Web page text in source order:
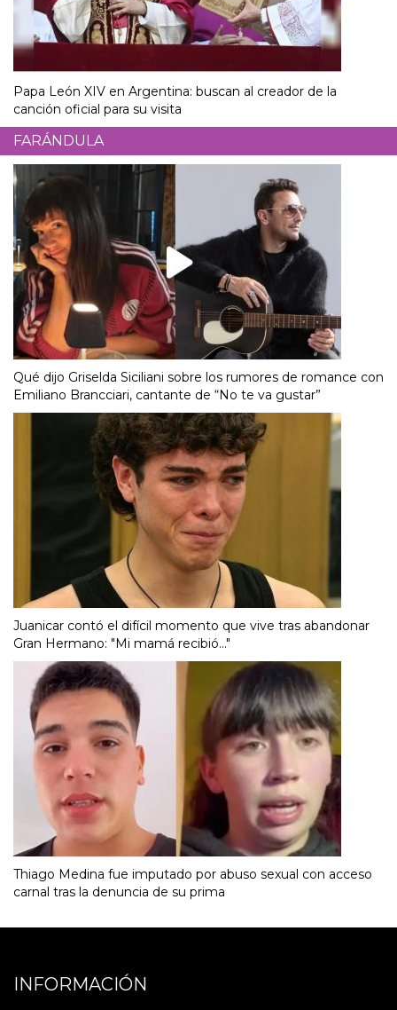
Papa León XIV en Argentina: buscan al creador de la
canción oficial para su visita
FARÁNDULA
Qué dijo Griselda Siciliani sobre los rumores de romance con
Emiliano Brancciari, cantante de “No te va gustar”
Juanicar contó el difícil momento que vive tras abandonar
Gran Hermano: "Mi mamá recibió..."
Thiago Medina fue imputado por abuso sexual con acceso
carnal tras la denuncia de su prima
INFORMACIÓN